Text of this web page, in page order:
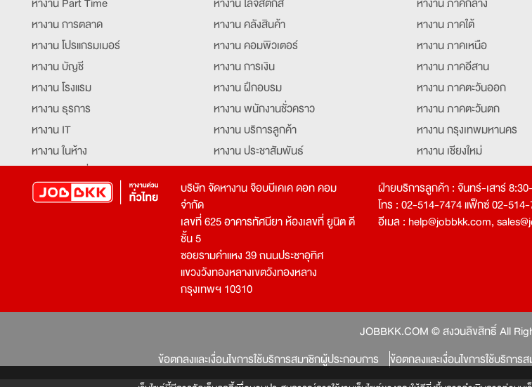
หางาน การตลาด
หางาน โปรแกรมเมอร์
หางาน บัญชี
หางาน โรงแรม
หางาน ธุรการ
หางาน IT
หางาน ในห้าง
หางาน ท่องเที่ยว
หางาน จัดซื้อ
หางาน เจ้าหน้าที่รักษาความปลอดภัย
โปรแกรมเมอร์
หางาน คลังสินค้า
หางาน คอมพิวเตอร์
หางาน การเงิน
หางาน ฝึกอบรม
หางาน พนักงานชั่วคราว
หางาน บริการลูกค้า
หางาน ประชาสัมพันธ์
หางาน รับโทรศัพท์
หางาน ประสานงาน
หางาน จองตั๋ว
หางาน กุ๊ก
หางาน นักศึกษาฝึกงาน
หางาน Mobile Application
Developer
บริการสรรหาพนักงาน
บริษัทจัดหางาน
หางาน ภาคใต้
หางาน ภาคเหนือ
หางาน ภาคอีสาน
หางาน ภาคตะวันออก
หางาน ภาคตะวันตก
หางาน กรุงเทพมหานคร
หางาน เชียงใหม่
หางาน ฉะเชิงเทรา
บริษัท จัดหางาน จ๊อบบีเคเค ดอท คอม
จำกัด
เลขที่ 625 อาคารทัศนียา ห้องเลขที่ ยูนิต ดี
ชั้น 5
ซอยรามคำแหง 39 ถนนประชาอุทิศ
แขวงวังทองหลางเขตวังทองหลาง
กรุงเทพฯ 10310
ฝ่ายบริการลูกค้า : จันทร์-เสาร์
โทร : 02-514-7474 แฟ็กซ์ 02-
อีเมล : help@jobbkk.com,
JOBBKK.COM © สงวนลิขสิทธิ์ All
ข้อตกลงและเงื่อนไขการใช้บริการสมาชิกผู้ประกอบการ
ข้อตกลงและเงื่อนไขการใช้บริกา